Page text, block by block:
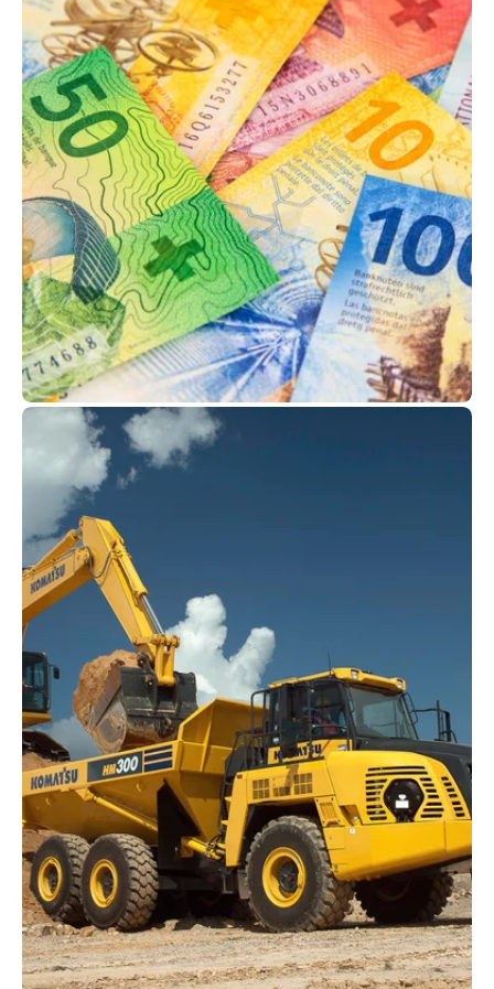
Finanzierung
Die massgeschneiderten Finanzierungsmodelle
von Kuhn orientieren sich ganz an Ihren
Bedürfnissen. Vollkommen unbürokratisch
kaufen oder mieten Sie Ihre Baumaschine.
Mehr erfahren!